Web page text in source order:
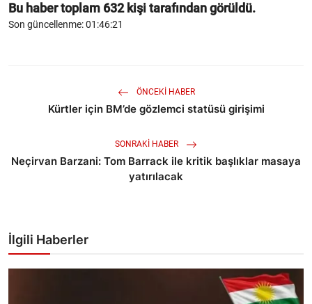
Bu haber toplam 632kişi tarafından görüldü.
Son güncellenme: 01:46:21
ÖNCEKI HABER
Kürtler için BM’de gözlemci statüsü girişimi
SONRAKI HABER
Neçirvan Barzani: Tom Barrack ile kritik başlıklar masaya
yatırılacak
İlgili Haberler